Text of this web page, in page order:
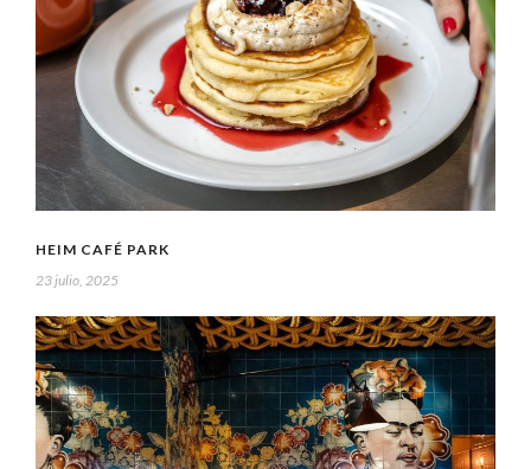
HEIM CAFÉ PARK
23 julio, 2025